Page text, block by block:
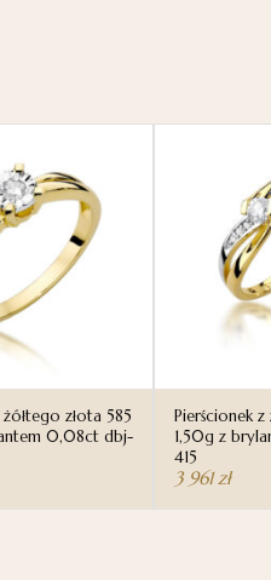
złota 585
0,08ct dbj-
Pierścionek z
1,50g z
415
3 961zł